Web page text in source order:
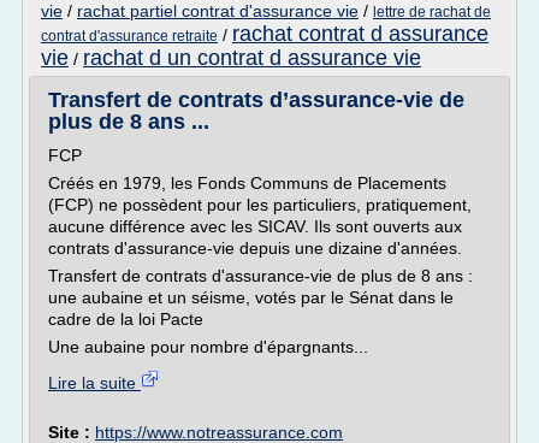
vie / rachat partiel contrat d'assurance vie / lettre de rachat de
contrat d'assurance retraite / rachat contrat d assurance
vie / rachat d un contrat d assurance vie
Transfert de contrats d’assurance-vie de
plus de 8 ans ...
FCP
Créés en 1979, les Fonds Communs de Placements
(FCP) ne possèdent pour les particuliers, pratiquement,
aucune différence avec les SICAV. Ils sont ouverts aux
contrats d'assurance-vie depuis une dizaine d'années.
Transfert de contrats d'assurance-vie de plus de 8 ans :
une aubaine et un séisme, votés par le Sénat dans le
cadre de la loi Pacte
Une aubaine pour nombre d'épargnants...
Lire la suite
Site : https://www.notreassurance.com